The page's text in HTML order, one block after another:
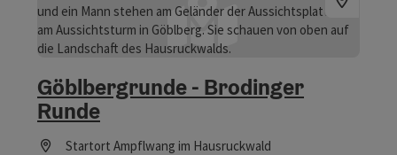
Göblbergrunde - Brodinger
Runde
Startort Ampflwang im Hausruckwald